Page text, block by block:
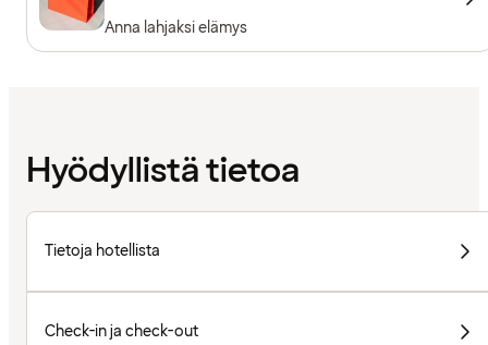
Anna lahjaksi elämys
Hyödyllistä tietoa
Tietoja hotellista
Check-in ja check-out